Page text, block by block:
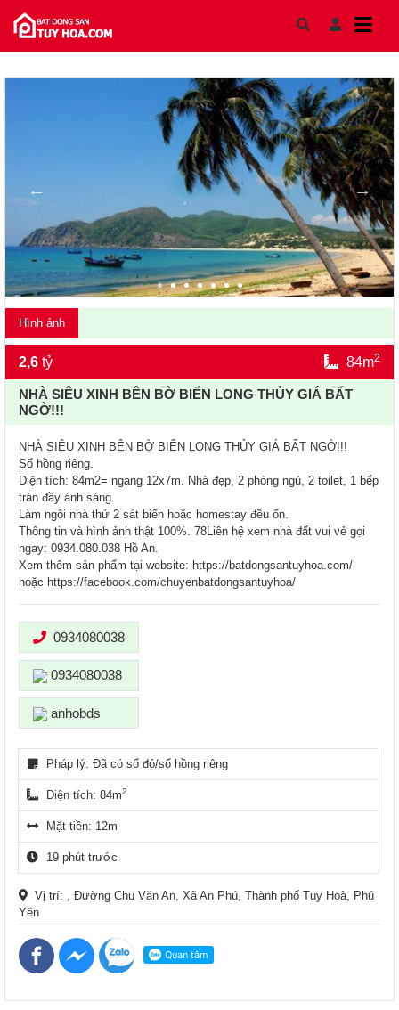
Hình ảnh
2,6 tỷ 84m2
NHÀ SIÊU XINH BÊN BỜ BIỂN LONG THỦY GIÁ BẤT
NGỜ!!!
NHÀ SIÊU XINH BÊN BỜ BIỂN LONG THỦY GIÁ BẤT NGỜ!!!
Sổ hồng riêng.
Diện tích: 84m2= ngang 12x7m. Nhà đẹp, 2 phòng ngủ, 2 toilet, 1 bếp
tràn đầy ánh sáng.
Làm ngôi nhà thứ 2 sát biển hoặc homestay đều ổn.
Thông tin và hình ảnh thật 100%. 78Liên hệ xem nhà đất vui vẻ gọi
ngay: 0934.080.038 Hồ An.
Xem thêm sản phẩm tại website: https://batdongsantuyhoa.com/
hoặc https://facebook.com/chuyenbatdongsantuyhoa/
0934080038
0934080038
anhobds
Pháp lý: Đã có sổ đỏ/sổ hồng riêng
Diện tích: 84m2
Mặt tiền: 12m
19 phút trước
Vị trí: , Đường Chu Văn An, Xã An Phú, Thành phố Tuy Hoà, Phú
Yên